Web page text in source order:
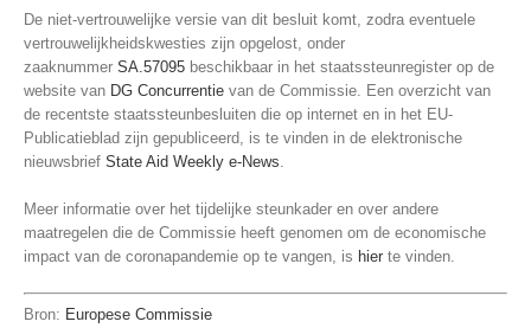
De niet-vertrouwelijke versie van dit besluit komt, zodra eventuele
vertrouwelijkheidskwesties zijn opgelost, onder
zaaknummer SA.57095 beschikbaar in het staatssteunregister op de
website van DG Concurrentie van de Commissie. Een overzicht van
de recentste staatssteunbesluiten die op internet en in het EU-
Publicatieblad zijn gepubliceerd, is te vinden in de elektronische
nieuwsbrief State Aid Weekly e-News.
Meer informatie over het tijdelijke steunkader en over andere
maatregelen die de Commissie heeft genomen om de economische
impact van de coronapandemie op te vangen, is hier te vinden.
Bron: Europese Commissie